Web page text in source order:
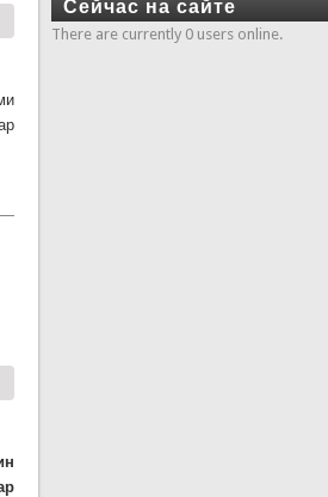
Сейчас на сайте
There are currently 0 users online.